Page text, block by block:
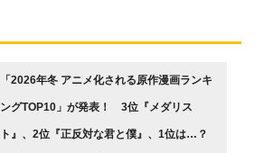
「2026年冬 アニメ化される原作漫画ランキ
ングTOP10」が発表！ 3位『メダリス
ト』、2位『正反対な君と僕』、1位は…？